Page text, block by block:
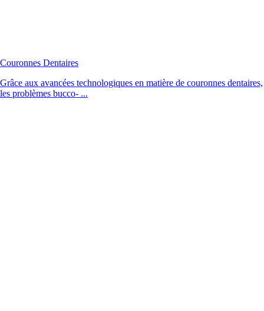
Couronnes Dentaires
Grâce aux avancées technologiques en matière de couronnes dentaires,
les problèmes bucco- ...